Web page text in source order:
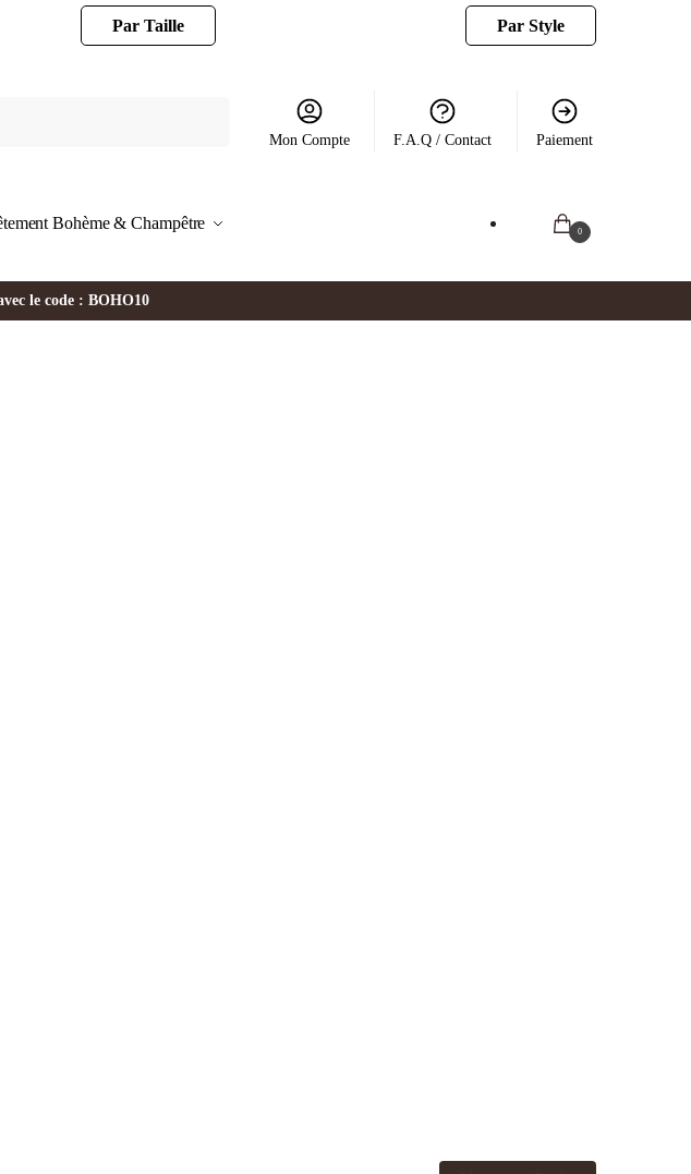
Par Taille Par Style
Mon Compte F.A.Q / Contact Paiement
Bohème & Champêtre 0
le code : BOHO10